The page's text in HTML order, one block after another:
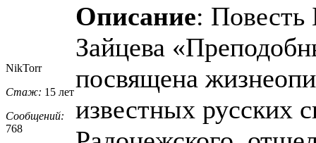
NikTorr
Стаж: 15 лет
Сообщений:
768
Описание: Повесть
Зайцева
посвящена
известных русских